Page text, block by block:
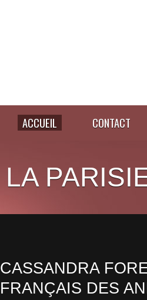
ACCUEIL CONTACT
LA
CASSANDRA
FRANÇAIS DES